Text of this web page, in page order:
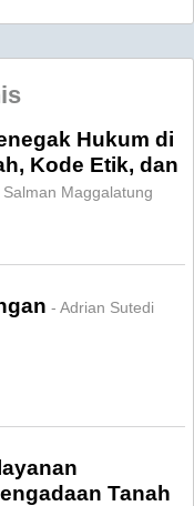
Hukum di
Kode Etik, dan
Salman Maggalatung
- Adrian Sutedi
Tanah